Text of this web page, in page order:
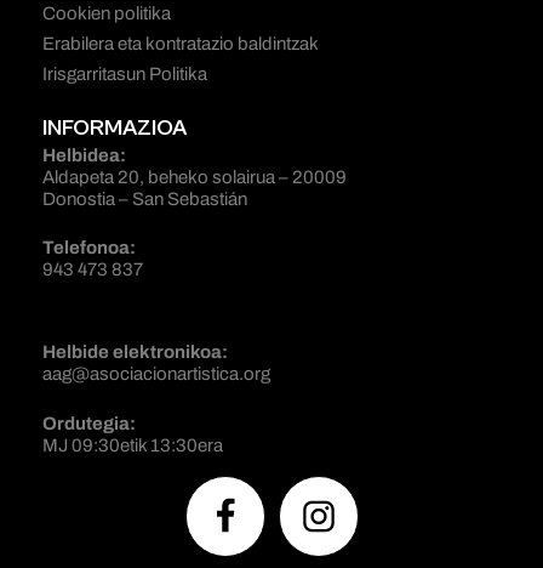
Cookien politika
Erabilera eta kontratazio baldintzak
Irisgarritasun Politika
INFORMAZIOA
Helbidea:
Aldapeta 20, beheko solairua – 20009
Donostia – San Sebastián
Telefonoa:
943 473 837
Helbide elektronikoa:
aag@asociacionartistica.org
Ordutegia:
MJ 09:30etik 13:30era